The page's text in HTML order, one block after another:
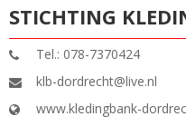
STICHTING
Tel.: 078-7370424
klb-dordrecht@live.nl
www.kledingbank-